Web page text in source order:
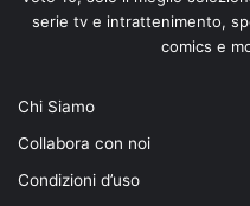
serie tv e intrattenimento,
comics e
Chi Siamo
Collabora con noi
Condizioni d’uso